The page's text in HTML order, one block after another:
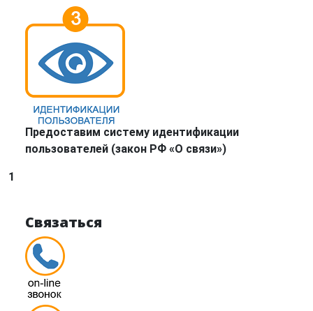
Предоставим систему идентификации
пользователей (закон РФ «О связи»)
1
Связаться